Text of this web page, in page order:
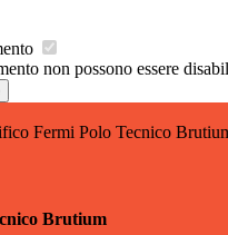
non possono essere
Fermi Polo Tecnico
Brutium